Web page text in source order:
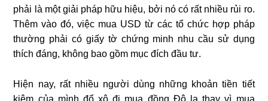
phải là một giải pháp hữu hiệu, bởi nó có rất nhiều rủi ro.
Thêm vào đó, việc mua USD từ các tổ chức hợp pháp
thường phải có giấy tờ chứng minh nhu cầu sử dụng
thích đáng, không bao gồm mục đích đầu tư.
Hiện nay, rất nhiều người dùng những khoản tiền tiết
kiệm của mình đổ xô đi mua đồng Đô la thay vì mua